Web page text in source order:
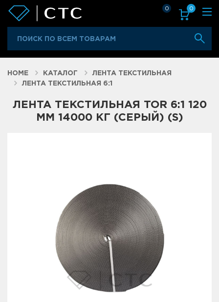
0 0
HOME КАТАЛОГ
ЛЕНТА ТЕКСТИЛЬНАЯ
ЛЕНТА ТЕКСТИЛЬНАЯ 6:1
ЛЕНТА ТЕКСТИЛЬНАЯ TOR 6:1 120
ММ 14000 КГ (СЕРЫЙ) (S)